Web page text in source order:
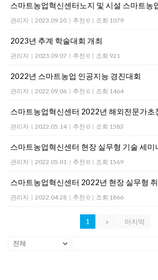
스마트농업혁신센터노지 및 시설 스마트농
관리자 | 2023.09.20 | 추천 0 | 조회 1079
2023년 추계 학술대회 개최
관리자 | 2023.09.07 | 추천 0 | 조회 921
2022년 스마트농업 인공지능 경진대회
관리자 | 2022.09.06 | 추천 0 | 조회 1464
스마트농업혁신센터 2022년 해외전문가초
관리자 | 2022.05.14 | 추천 0 | 조회 1583
스마트농업혁신센터 현장 실무형 기술 세미
관리자 | 2022.05.01 | 추천 0 | 조회 1569
스마트농업혁신센터 2022년 현장 실무형
관리자 | 2022.04.28 | 추천 0 | 조회 1866
1 » 마지막